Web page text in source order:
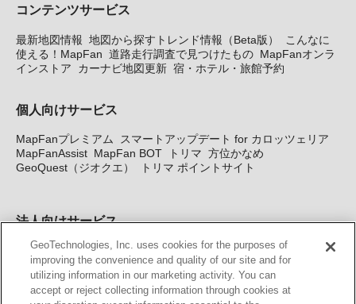
コンテンツサービス
最新地図情報 地図から探すトレンド情報（Beta版）
こんなに
使える！MapFan 道路走行調査で見つけたもの MapFanオンラ
インストア
カーナビ地図更新 宿・ホテル・旅館予約
個人向けサービス
MapFanプレミアム
スマートアップデート for カロッツェリア
MapFanAssist MapFan BOT トリマ 方位かなめ
GeoQuest（ジオクエ）
トリマ ポイントサイト
法人向けサービス
法人向け地図・位置情報サービス WEBサイト・システム向け地
図API Windows PC向け地図開発キット MapFan DB 住所確認
サービス
MAP WORLD+ トリマ広告 Geo-Research
GeoTechnologies, Inc. uses cookies for the purposes of
improving the convenience and quality of our site and for
utilizing information in our marketing activity. You can
accept or reject collecting information through cookies at